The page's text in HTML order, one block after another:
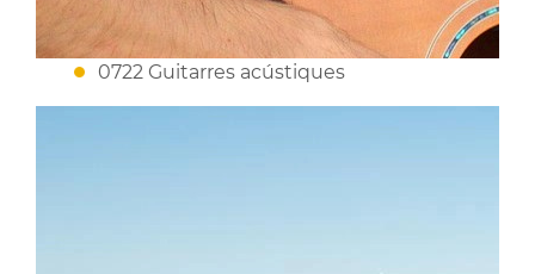
0722 Guitarres acústiques